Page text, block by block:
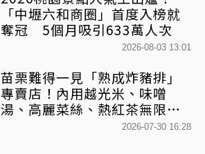
「中壢六和商圈」首度入榜就
奪冠 5個月吸引633萬人次
2026-08-03 13:01
苗栗難得一見「熟成炸豬排」
專賣店！內用越光米、味噌
湯、高麗菜絲、熱紅茶無限享
2026-07-30 16:28